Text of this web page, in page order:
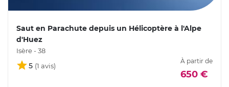
Saut en Parachute depuis un Hélicoptère à l'Alpe
d'Huez
Isère - 38
5
À partir de
650 €